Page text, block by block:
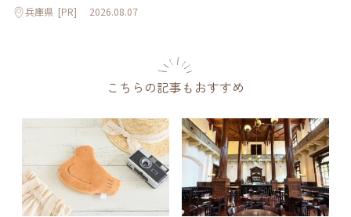
兵庫県 [PR] 2026.08.07
こちらの記事もおすすめ